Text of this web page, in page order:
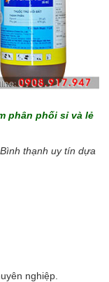
phân phối sỉ và lẻ
thạnh uy tín dựa
nghiệp.